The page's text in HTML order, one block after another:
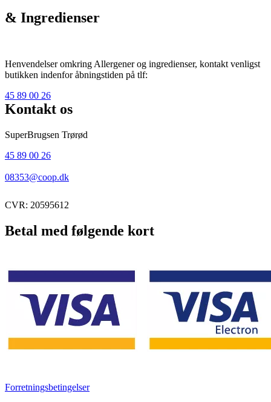
& Ingredienser
Henvendelser omkring Allergener og ingredienser, kontakt venligst
butikken indenfor åbningstiden på tlf:
45 89 00 26
Kontakt os
SuperBrugsen Trørød
45 89 00 26
08353@coop.dk
CVR: 20595612
Betal med følgende kort
Forretningsbetingelser